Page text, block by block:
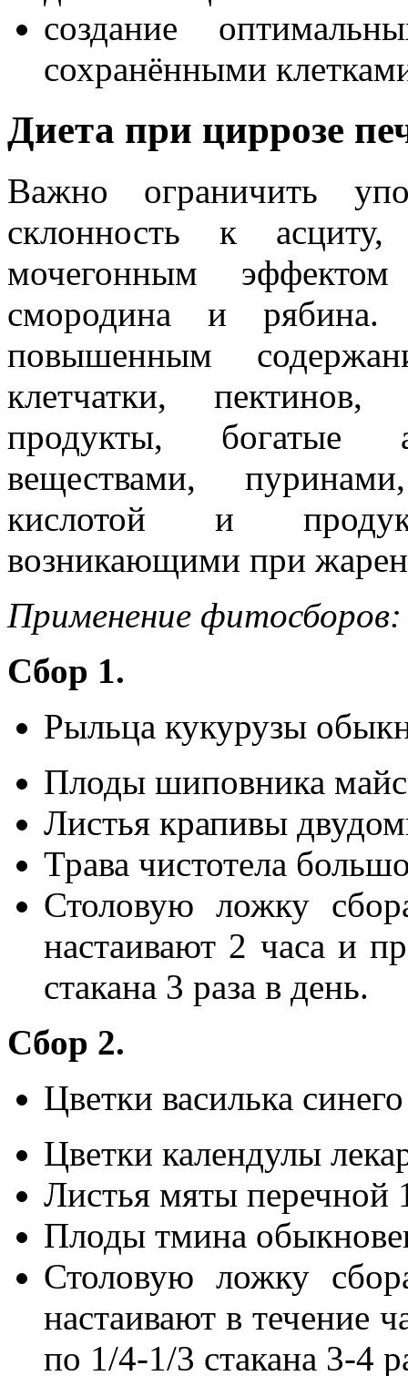
создание
сохранёнными
Диета при циррозе
Важно ограничить
склонность к асциту,
мочегонным
смородина и рябина.
повышенным
клетчатки, пектинов,
продукты, богатые
веществами,
кислотой и
возникающими при
Применение фитосборов:
Сбор 1.
Рыльца кукурузы
Плоды шиповника
Листья крапивы
Трава чистотела
Столовую ложку
настаивают 2 часа и
стакана 3 раза в день.
Сбор 2.
Цветки василька
Цветки календулы
Листья мяты перечной
Плоды тмина
Столовую ложку
настаивают в течение
по 1/4-1/3 стакана 3-4